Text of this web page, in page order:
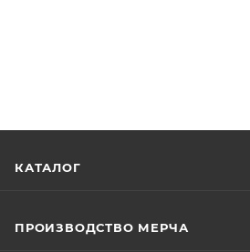
КАТАЛОГ
ПРОИЗВОДСТВО МЕРЧА